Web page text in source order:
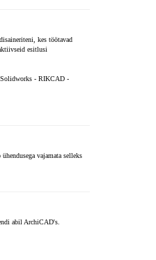
kes töötavad
esitlusi
Solidworks - RIKCAD -
vajamata selleks
abil ArchiCAD's.